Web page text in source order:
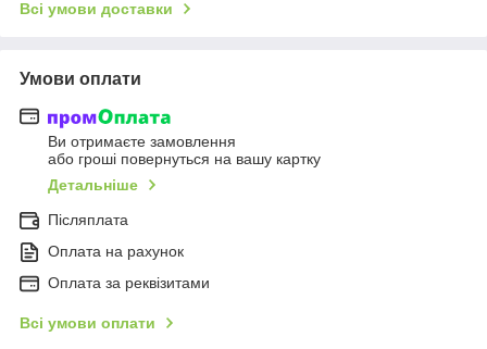
Всі умови доставки
Умови оплати
Ви отримаєте замовлення
або гроші повернуться на вашу картку
Детальніше
Післяплата
Оплата на рахунок
Оплата за реквізитами
Всі умови оплати